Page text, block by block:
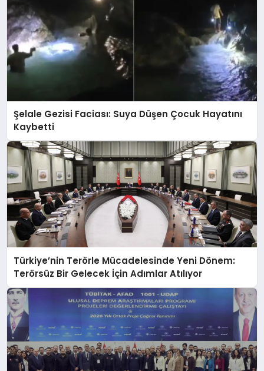
Şelale Gezisi Faciası: Suya Düşen Çocuk Hayatını
Kaybetti
Türkiye’nin Terörle Mücadelesinde Yeni Dönem:
Terörsüz Bir Gelecek İçin Adımlar Atılıyor